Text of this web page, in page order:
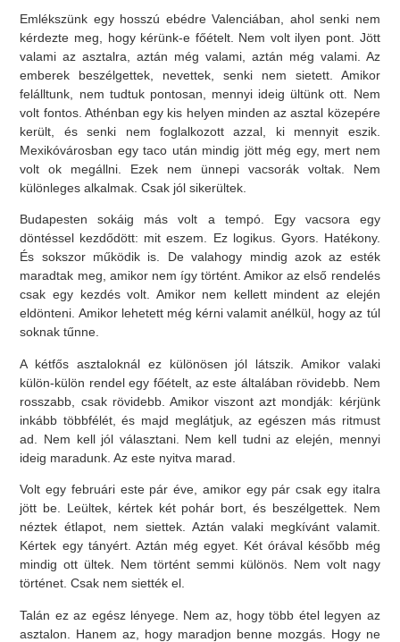
Emlékszünk egy hosszú ebédre Valenciában, ahol senki nem
kérdezte meg, hogy kérünk-e főételt. Nem volt ilyen pont. Jött
valami az asztalra, aztán még valami, aztán még valami. Az
emberek beszélgettek, nevettek, senki nem sietett. Amikor
felálltunk, nem tudtuk pontosan, mennyi ideig ültünk ott. Nem
volt fontos. Athénban egy kis helyen minden az asztal közepére
került, és senki nem foglalkozott azzal, ki mennyit eszik.
Mexikóvárosban egy taco után mindig jött még egy, mert nem
volt ok megállni. Ezek nem ünnepi vacsorák voltak. Nem
különleges alkalmak. Csak jól sikerültek.
Budapesten sokáig más volt a tempó. Egy vacsora egy
döntéssel kezdődött: mit eszem. Ez logikus. Gyors. Hatékony.
És sokszor működik is. De valahogy mindig azok az esték
maradtak meg, amikor nem így történt. Amikor az első rendelés
csak egy kezdés volt. Amikor nem kellett mindent az elején
eldönteni. Amikor lehetett még kérni valamit anélkül, hogy az túl
soknak tűnne.
A kétfős asztaloknál ez különösen jól látszik. Amikor valaki
külön-külön rendel egy főételt, az este általában rövidebb. Nem
rosszabb, csak rövidebb. Amikor viszont azt mondják: kérjünk
inkább többfélét, és majd meglátjuk, az egészen más ritmust
ad. Nem kell jól választani. Nem kell tudni az elején, mennyi
ideig maradunk. Az este nyitva marad.
Volt egy februári este pár éve, amikor egy pár csak egy italra
jött be. Leültek, kértek két pohár bort, és beszélgettek. Nem
néztek étlapot, nem siettek. Aztán valaki megkívánt valamit.
Kértek egy tányért. Aztán még egyet. Két órával később még
mindig ott ültek. Nem történt semmi különös. Nem volt nagy
történet. Csak nem siették el.
Talán ez az egész lényege. Nem az, hogy több étel legyen az
asztalon. Hanem az, hogy maradjon benne mozgás. Hogy ne